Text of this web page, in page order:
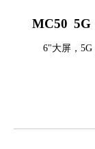
MC50 5G
6"大屏，5G